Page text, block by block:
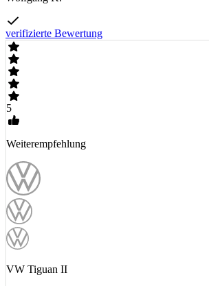
verifizierte Bewertung
5
Weiterempfehlung
VW Tiguan II